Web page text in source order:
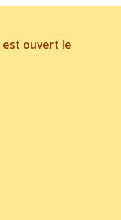
est ouvert le